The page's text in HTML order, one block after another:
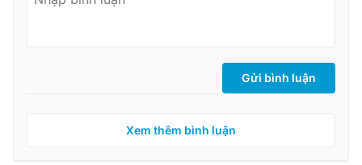
Gửi bình luận
Xem thêm bình luận